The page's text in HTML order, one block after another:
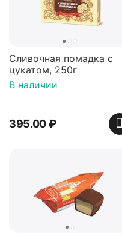
Сливочная помадка с
цукатом, 250г
В наличии
395.00₽